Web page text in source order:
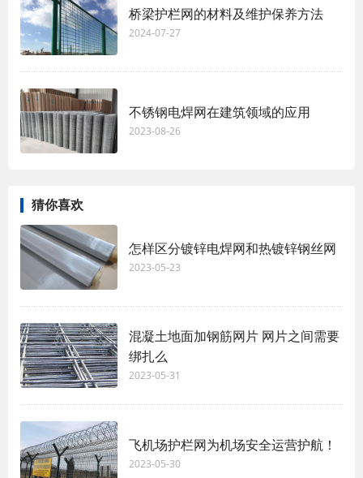
桥梁护栏网的材料及维护保养方法
2024-07-27
不锈钢电焊网在建筑领域的应用
2023-08-26
猜你喜欢
怎样区分镀锌电焊网和热镀锌钢丝网
2023-05-23
混凝土地面加钢筋网片 网片之间需要
绑扎么
2023-05-31
飞机场护栏网为机场安全运营护航！
2023-05-30